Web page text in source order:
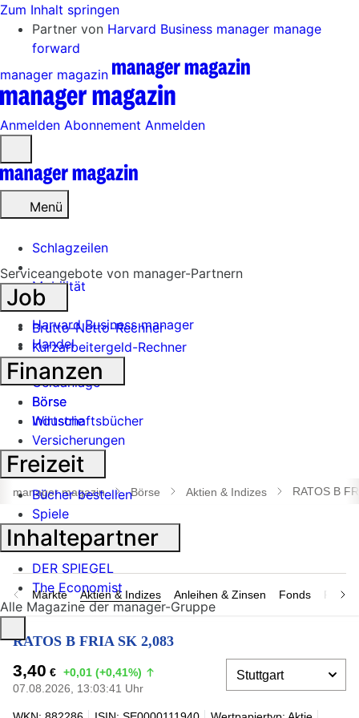
Zum Inhalt springen
Partner von Harvard Business manager manage
forward
manager magazin
Anmelden Abonnement Anmelden
öffnen
Menü
Schlagzeilen
Mobilität
Tech
Harvard Business manager
Handel
Banken
Geldanlage
Börse
Industrie
Suche
öffnen
manager magazin Börse Aktien & Indizes RATOS B
Märkte Aktien & Indizes Anleihen & Zinsen Fonds
RATOS B FRIA SK 2,083
3,40 € +0,01 (+0,41%)
07.08.2026, 13:03:41 Uhr
Serviceangebote von manager-Partnern
Job
Brutto-Netto-Rechner
Kurzarbeitergeld-Rechner
Finanzen
Börse
Wirtschaftsbücher
Versicherungen
Freizeit
Bücher bestellen
Spiele
Inhaltepartner
DER SPIEGEL
The Economist
Alle Magazine der manager-Gruppe